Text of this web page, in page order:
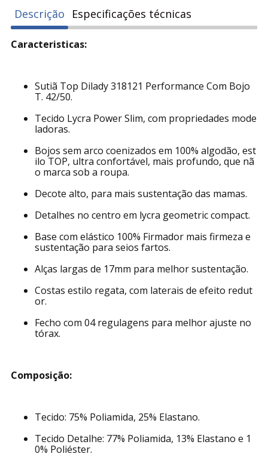
Descrição Especificações técnicas
Caracteristicas:
Sutiã Top Dilady 318121 Performance Com Bojo
T. 42/50.
Tecido Lycra Power Slim, com propriedades mode
ladoras.
Bojos sem arco coenizados em 100% algodão, est
ilo TOP, ultra confortável, mais profundo, que nã
o marca sob a roupa.
Decote alto, para mais sustentação das mamas.
Detalhes no centro em lycra geometric compact.
Base com elástico 100% Firmador mais firmeza e
sustentação para seios fartos.
Alças largas de 17mm para melhor sustentação.
Costas estilo regata, com laterais de efeito redut
or.
Fecho com 04 regulagens para melhor ajuste no
tórax.
Composição:
Tecido: 75% Poliamida, 25% Elastano.
Tecido Detalhe: 77% Poliamida, 13% Elastano e 1
0% Poliéster.